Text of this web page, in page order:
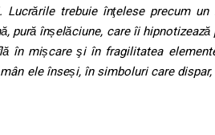
trebuie înţelese precum un
pură înșelăciune, care îi
în mișcare şi în fragilitatea
ele înseși, în simboluri care